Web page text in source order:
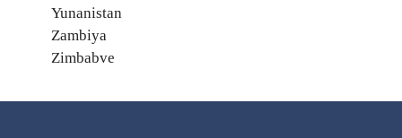
Yunanistan
Zambiya
Zimbabve